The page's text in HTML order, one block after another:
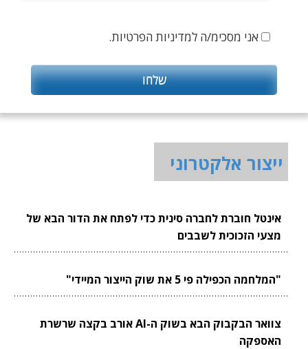
אני מסכימ/ה למדיניות הפרטיות.
ייצור אלקטרוני
אינטל חוברת לחברה סינית כדי לפתח את הדור הבא של
מצעי הזכוכית לשבבים
"המלחמה הכפילה פי 5 את שוק הייצור המיידי"
צוואר הבקבוק הבא בשוק ה-AI אורב בקצה שרשרת
האספקה